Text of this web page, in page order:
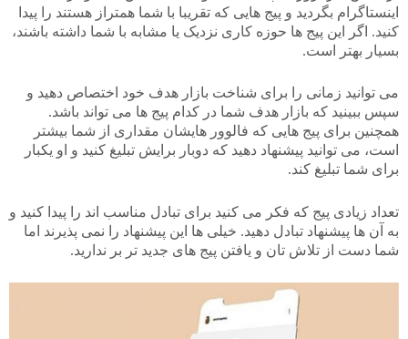
اینستاگرام بگردید و پیج هایی که تقریبا با شما همتراز هستند را پیدا
کنید. اگر این پیج ها حوزه کاری نزدیک یا مشابه با شما داشته باشند،
بسیار بهتر است.
می توانید زمانی را برای شناخت بازار هدف خود اختصاص دهید و
سپس ببینید که بازار هدف شما در کدام پیج ها می تواند باشد.
همچنین برای پیج هایی که فالوور هایشان مقداری از شما بیشتر
است، می توانید پیشنهاد دهید که دوبار برایش تبلیغ کنید و او یکبار
برای شما تبلیغ کند.
تعداد زیادی پیج که فکر می کنید برای تبادل مناسب اند را پیدا کنید و
به آن ها پیشنهاد تبادل دهید. خیلی ها این پیشنهاد را نمی پذیرند اما
شما دست از تلاش تان و یافتن پیج های جدید تر بر ندارید.